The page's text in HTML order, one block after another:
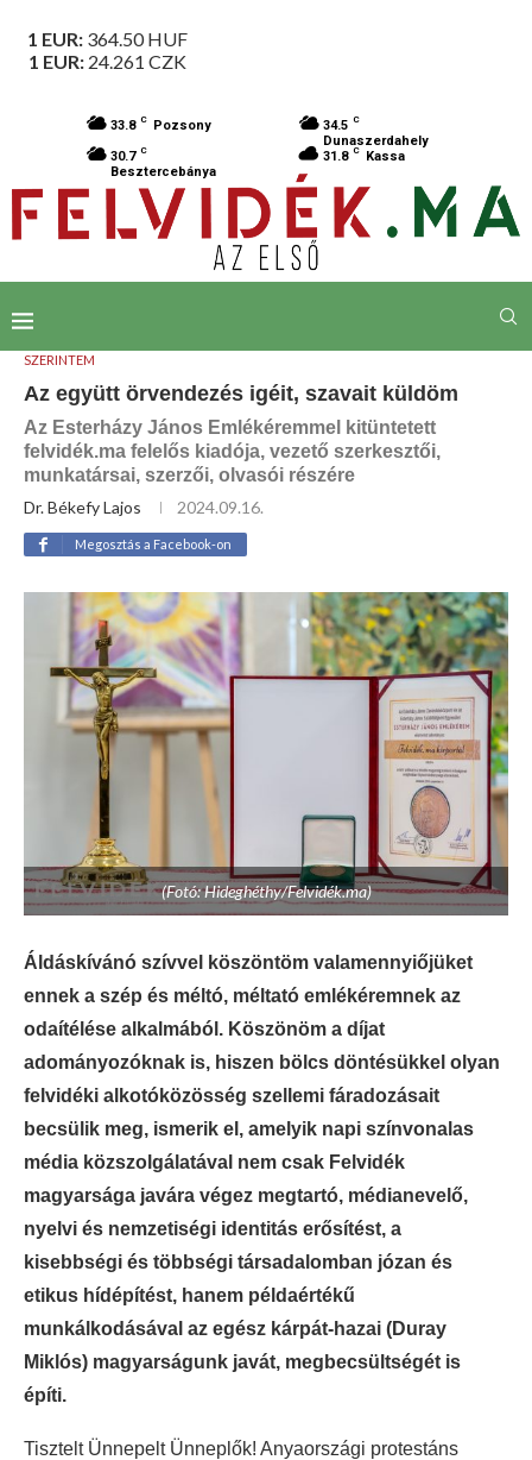
1 EUR: 364.50HUF
1 EUR: 24.261 CZK
33.8 C Pozsony 34.5 C
Dunaszerdahely
30.7 C
Besztercebánya
31.8 C Kassa
SZERINTEM
Az együtt örvendezés igéit, szavait küldöm
Az Esterházy János Emlékéremmel kitüntetett
felvidék.ma felelős kiadója, vezető szerkesztői,
munkatársai, szerzői, olvasói részére
Dr. Békefy Lajos
2024.09.16.
Megosztás a Facebook-on
(Fotó: Hideghéthy/Felvidék.ma)
Áldáskívánó szívvel köszöntöm valamennyiőjüket
ennek a szép és méltó, méltató emlékéremnek az
odaítélése alkalmából. Köszönöm a díjat
adományozóknak is, hiszen bölcs döntésükkel olyan
felvidéki alkotóközösség szellemi fáradozásait
becsülik meg, ismerik el, amelyik napi színvonalas
média közszolgálatával nem csak Felvidék
magyarsága javára végez megtartó, médianevelő,
nyelvi és nemzetiségi identitás erősítést, a
kisebbségi és többségi társadalomban józan és
etikus hídépítést, hanem példaértékű
munkálkodásával az egész kárpát-hazai (Duray
Miklós) magyarságunk javát, megbecsültségét is
építi.
Tisztelt Ünnepelt Ünneplők! Anyaországi protestáns